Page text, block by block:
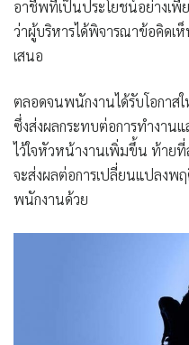
อาชีพที่เป็นประโยชน์อย่างเพี
ว่าผู้บริหารได้พิจารณาข้อคิด
เสนอ
ตลอดจนพนักงานได้รับโอกาส
ซึ่งส่งผลกระทบต่อการทำงาน
ไว้ใจหัวหน้างานเพิ่มขึ้น ท้าย
จะส่งผลต่อการเปลี่ยนแปลงพ
พนักงานด้วย